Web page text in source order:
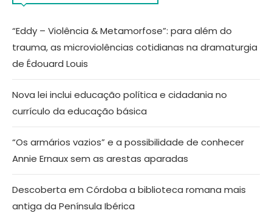
“Eddy – Violência & Metamorfose”: para além do
trauma, as microviolências cotidianas na dramaturgia
de Édouard Louis
Nova lei inclui educação política e cidadania no
currículo da educação básica
“Os armários vazios” e a possibilidade de conhecer
Annie Ernaux sem as arestas aparadas
Descoberta em Córdoba a biblioteca romana mais
antiga da Península Ibérica